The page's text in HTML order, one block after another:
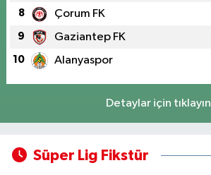
8 Çorum FK
9 Gaziantep FK
10 Alanyaspor
Detaylar için tıklayın
Süper Lig Fikstür